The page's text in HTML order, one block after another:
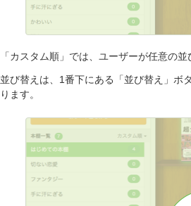
「カスタム順」では、ユーザーが任意の
並び替えは、1番下にある「並び替え」ボ
ります。